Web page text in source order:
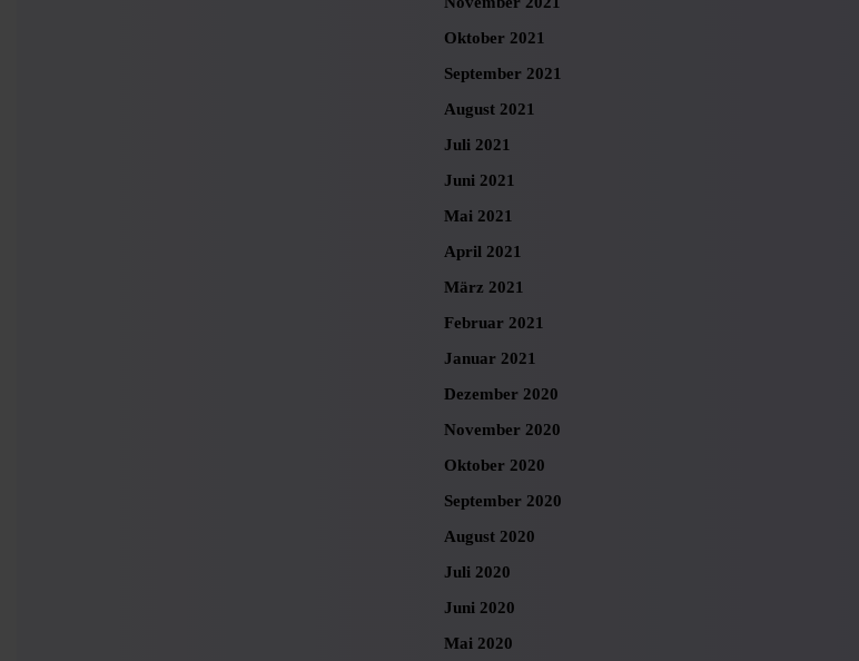
Oktober 2021
September 2021
August 2021
Juli 2021
Juni 2021
Mai 2021
April 2021
März 2021
Februar 2021
Januar 2021
Dezember 2020
November 2020
Oktober 2020
September 2020
August 2020
Juli 2020
Juni 2020
Mai 2020